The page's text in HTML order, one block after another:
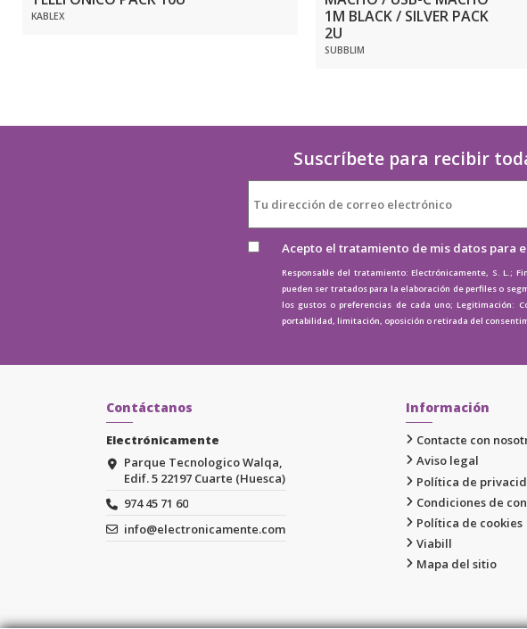
KABLEX
1M BLACK / SILVER PACK
2U
SUBBLIM
Suscríbete para recibir
Acepto el tratamiento de mis datos para
Responsable del tratamiento: Electrónicamente, S. L.;
pueden ser tratados para la elaboración de perfiles o
los gustos o preferencias de cada uno; Legitimación:
portabilidad, limitación, oposición o retirada del
Contáctanos
Electrónicamente
Parque Tecnologico Walqa,
Edif. 5 22197 Cuarte (Huesca)
974 45 71 60
info@electronicamente.com
Información
Contacte con
Aviso legal
Política de
Condiciones de
Política de cookies
Viabill
Mapa del sitio